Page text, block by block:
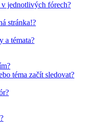
v jednotlivých fórech?
stránka!?
a témata?
téma začít sledovat?